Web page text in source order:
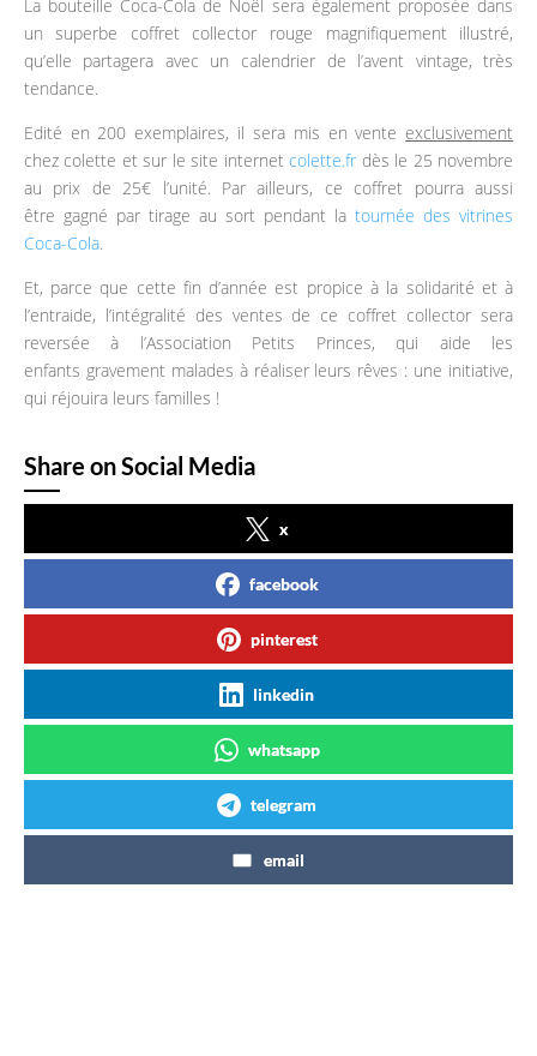
La bouteille Coca-Cola de Noël sera également proposée dans
un superbe coffret collector rouge magnifiquement illustré,
qu’elle partagera avec un calendrier de l’avent vintage, très
tendance.
Edité en 200 exemplaires, il sera mis en vente exclusivement
chez colette et sur le site internetcolette.fr dès le 25 novembre
au prix de 25€ l’unité. Par ailleurs, ce coffret pourra aussi
être gagné par tirage au sort pendant latournée des vitrines
Coca-Cola.
Et, parce que cette fin d’année est propice à la solidarité et à
l’entraide, l’intégralité des ventes de ce coffret collector sera
reversée à l’Association Petits Princes, qui aide les
enfants gravement malades à réaliser leurs rêves : une initiative,
qui réjouira leurs familles !
Share on Social Media
x
facebook
pinterest
linkedin
whatsapp
telegram
email